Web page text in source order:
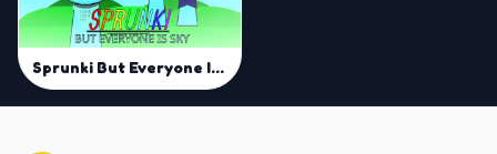
Sprunki But Everyone Is Sky